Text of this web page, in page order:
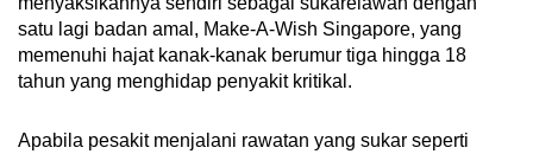
satu lagi badan amal, Make-A-Wish Singapore, yang
memenuhi hajat kanak-kanak berumur tiga hingga 18
tahun yang menghidap penyakit kritikal.
Apabila pesakit menjalani rawatan yang sukar seperti